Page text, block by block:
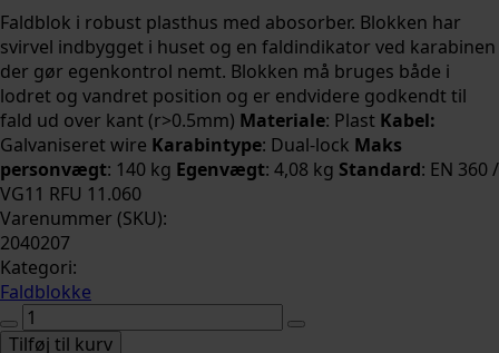
Faldblok i robust plasthus med abosorber. Blokken har
svirvel indbygget i huset og en faldindikator ved karabinen
der gør egenkontrol nemt. Blokken må bruges både i
lodret og vandret position og er endvidere godkendt til
fald ud over kant (r>0.5mm) Materiale: Plast Kabel:
Galvaniseret wire Karabintype: Dual-lock Maks
personvægt: 140 kg Egenvægt: 4,08 kg Standard: EN 360 /
VG11 RFU 11.060
Varenummer (SKU):
2040207
Kategori:
Faldblokke
Kratos
faldblok
Tilføj til kurv